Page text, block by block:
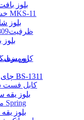
خشاب سیم کارت فلزی مدل MKS-11
کاور
کابل فست
محافظ کابل شارژر مدل Spring
بلوز
بلوز
رومیزی
چای ساز صفحه لمسی بوش مدل BS-1311
بلوز یقه
بلوز